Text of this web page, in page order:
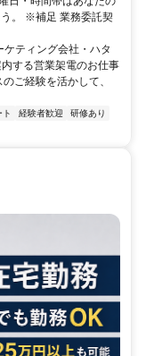
。 ※補足 業務委託契
ティング会社・ハタ
する営業架電のお仕事
ご経験を活かして、
ト 経験者歓迎
研修あり